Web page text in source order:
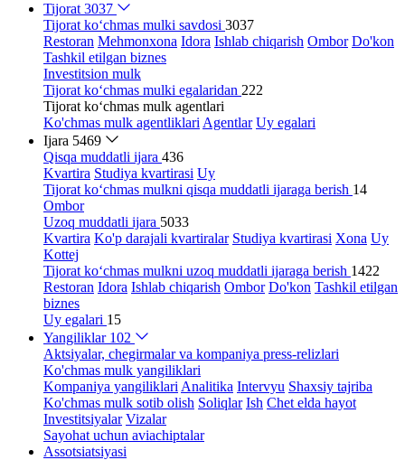
Tijorat 3037
Tijorat ko‘chmas mulki savdosi 3037
Restoran Mehmonxona Idora Ishlab chiqarish Ombor Do'kon
Tashkil etilgan biznes
Investitsion mulk
Tijorat ko‘chmas mulki egalaridan 222
Tijorat ko‘chmas mulk agentlari
Ko'chmas mulk agentliklari Agentlar Uy egalari
Ijara 5469
Qisqa muddatli ijara 436
Kvartira Studiya kvartirasi Uy
Tijorat ko‘chmas mulkni qisqa muddatli ijaraga berish 14
Ombor
Uzoq muddatli ijara 5033
Kvartira Ko'p darajali kvartiralar Studiya kvartirasi Xona Uy
Kottej
Tijorat ko‘chmas mulkni uzoq muddatli ijaraga berish 1422
Restoran Idora Ishlab chiqarish Ombor Do'kon Tashkil etilgan
biznes
Uy egalari 15
Yangiliklar 102
Aktsiyalar, chegirmalar va kompaniya press-relizlari
Ko'chmas mulk yangiliklari
Kompaniya yangiliklari Analitika Intervyu Shaxsiy tajriba
Ko'chmas mulk sotib olish Soliqlar Ish Chet elda hayot
Investitsiyalar Vizalar
Sayohat uchun aviachiptalar
Assotsiatsiyasi